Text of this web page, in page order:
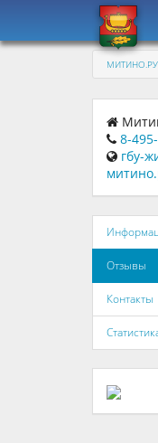
МИТИНО.РУ
8-
гбу-
Отзывы
Контакты